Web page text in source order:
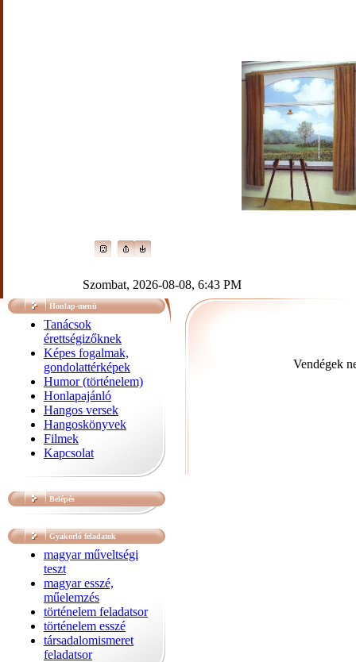
Szombat, 2026-08-08, 6:43 PM
Honlap-menü
Tanácsok
érettségizőknek
Képes fogalmak,
gondolattérképek
Humor (történelem)
Honlapajánló
Hangos versek
Hangoskönyvek
Filmek
Kapcsolat
Belépés
Gyakorló feladatok
magyar műveltségi
teszt
magyar esszé,
műelemzés
történelem feladatsor
történelem esszé
társadalomismeret
feladatsor
Vendégek